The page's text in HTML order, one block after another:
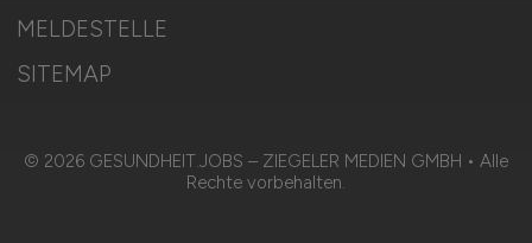
MELDESTELLE
SITEMAP
© 2026 GESUNDHEIT.JOBS – ZIEGELER MEDIEN GMBH • Alle
Rechte vorbehalten.